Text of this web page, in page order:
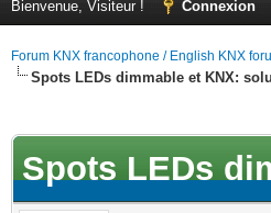
Bienvenue, Visiteur ! Connexion
Forum KNX francophone / English KNX
Spots LEDs dimmable et KNX:
Spots LEDs